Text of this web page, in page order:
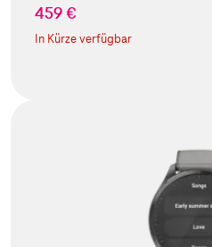
459 €
In Kürze verfügbar